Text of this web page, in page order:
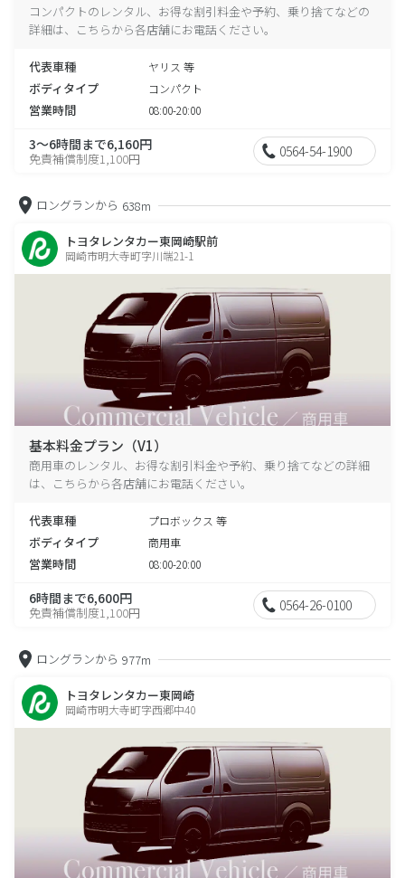
コンパクトのレンタル、お得な割引料金や予約、乗り捨てなどの
詳細は、こちらから各店舗にお電話ください。
代表車種 ヤリス 等
ボディタイプ コンパクト
営業時間 08:00-20:00
3～6時間まで6,160円
免責補償制度1,100円 0564-54-1900
ロングランから 638m
トヨタレンタカー東岡崎駅前
岡崎市明大寺町字川端21-1
基本料金プラン（V1）
商用車のレンタル、お得な割引料金や予約、乗り捨てなどの詳細
は、こちらから各店舗にお電話ください。
代表車種 プロボックス 等
ボディタイプ 商用車
営業時間 08:00-20:00
6時間まで6,600円
免責補償制度1,100円 0564-26-0100
ロングランから 977m
トヨタレンタカー東岡崎
岡崎市明大寺町字西郷中40